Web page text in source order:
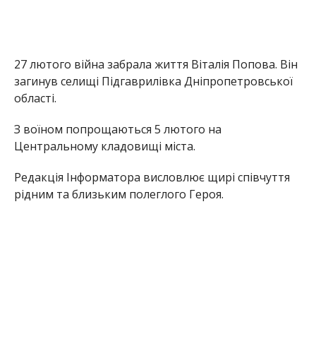
27 лютого війна забрала життя Віталія Попова. Він
загинув селищі Підгаврилівка Дніпропетровської
області.
З воїном попрощаються 5 лютого на
Центральному кладовищі міста.
Редакція Інформатора висловлює щирі співчуття
рідним та близьким полеглого Героя.